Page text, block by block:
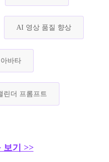
AI 영상 품질 향상
바타
린더 프롬프트
보기 >>